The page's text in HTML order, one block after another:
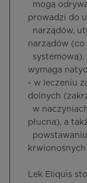
mogą
prowadzi do
narządów,
narządów (co
systemową).
wymaga
- w leczeniu
dolnych
w
płucna), a
Lek Eliquis